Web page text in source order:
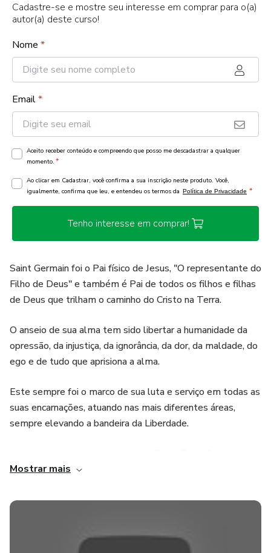
Cadastre-se e mostre seu interesse em comprar para o(a)
autor(a) deste curso!
Nome *
Email*
Aceito receber conteúdo e compreendo que posso me descadastrar a qualquer
momento. *
Ao clicar em Cadastrar, você confirma a sua inscrição neste produto. Você,
igualmente, confirma que leu, e entendeu os termos da Política de Privacidade *
Tenho interesse em comprar!
Saint Germain foi o Pai físico de Jesus, "O representante do
Filho de Deus" e também é Pai de todos os filhos e filhas
de Deus que trilham o caminho do Cristo na Terra.
O anseio de sua alma tem sido libertar a humanidade da
opressão, da injustiça, da ignorância, da dor, da maldade, do
ego e de tudo que aprisiona a alma.
Este sempre foi o marco de sua luta e serviço em todas as
suas encarnações, atuando nas mais diferentes áreas,
sempre elevando a bandeira da Liberdade.
elevou sua consciência, aprimorando e devolvendo as
liberdade, justiça, alquimia, transmutação, profecia,
A Mesa Radiônica de Saint Germain é uma técnica utilizada
Mostrar mais